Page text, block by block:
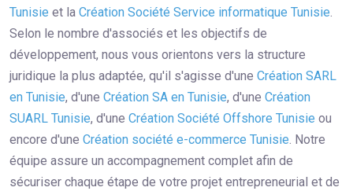
Tunisie et la Création Société Service informatique Tunisie.
Selon le nombre d'associés et les objectifs de
développement, nous vous orientons vers la structure
juridique la plus adaptée, qu'il s'agisse d'une Création SARL
en Tunisie, d'une Création SA en Tunisie, d'une Création
SUARL Tunisie, d'une Création Société Offshore Tunisie ou
encore d'une Création société e-commerce Tunisie. Notre
équipe assure un accompagnement complet afin de
sécuriser chaque étape de votre projet entrepreneurial et de